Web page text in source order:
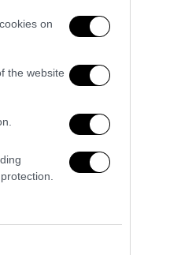
on
the website
τις
η
ΑΘΛΗΤΙΚΟ ΔΕΛΤΙΟ
Αθλητικό